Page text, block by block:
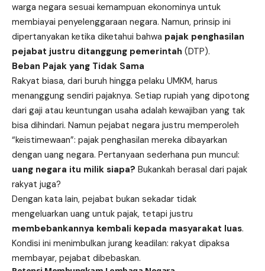
warga negara sesuai kemampuan ekonominya untuk
membiayai penyelenggaraan negara. Namun, prinsip ini
dipertanyakan ketika diketahui bahwa pajak penghasilan
pejabat justru ditanggung pemerintah (DTP).
Beban Pajak yang Tidak Sama
Rakyat biasa, dari buruh hingga pelaku UMKM, harus
menanggung sendiri pajaknya. Setiap rupiah yang dipotong
dari gaji atau keuntungan usaha adalah kewajiban yang tak
bisa dihindari. Namun pejabat negara justru memperoleh
“keistimewaan”: pajak penghasilan mereka dibayarkan
dengan uang negara. Pertanyaan sederhana pun muncul:
uang negara itu milik siapa? Bukankah berasal dari pajak
rakyat juga?
Dengan kata lain, pejabat bukan sekadar tidak
mengeluarkan uang untuk pajak, tetapi justru
membebankannya kembali kepada masyarakat luas.
Kondisi ini menimbulkan jurang keadilan: rakyat dipaksa
membayar, pejabat dibebaskan.